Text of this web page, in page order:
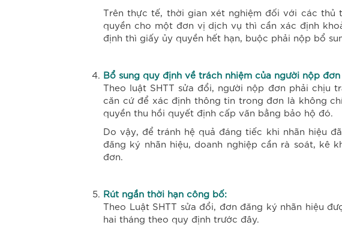
Trên thực tế, thời gian xét nghiệm đối với các thủ
quyền cho một đơn vị dịch vụ thì cần xác định
định thì giấy ủy quyền hết hạn, buộc phải nộp bổ
Bổ sung quy định về trách nhiệm của người nộp
Theo luật SHTT sửa đổi, người nộp đơn phải chịu
căn cứ để xác định thông tin trong đơn là không
quyền thu hồi quyết định cấp văn bằng bảo hộ đó.
Do vậy, để tránh hệ quả đáng tiếc khi nhãn hiệu
đăng ký nhãn hiệu, doanh nghiệp cần rà soát, kê
đơn.
Rút ngắn thời hạn công bố:
Theo Luật SHTT sửa đổi, đơn đăng ký nhãn hiệu
hai tháng theo quy định trước đây.